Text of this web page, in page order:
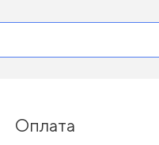
Оплата